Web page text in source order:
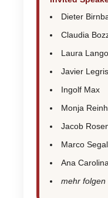
Dieter
Claudia
Laura
Javier Legris
Ingolf Max
Monja
Jacob
Marco
Ana
mehr folgen